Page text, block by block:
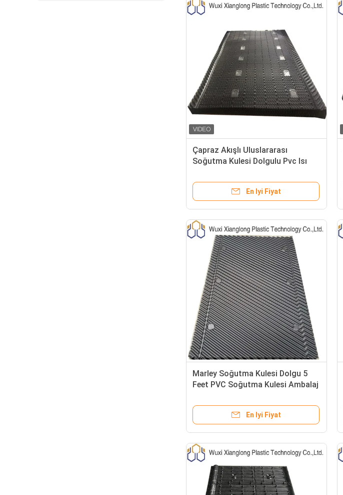
Çapraz Akışlı Uluslararası
Soğutma Kulesi Dolgulu Pvc Isı
En Iyi Fiyat
Marley Soğutma Kulesi Dolgu 5
Feet PVC Soğutma Kulesi Ambalaj
En Iyi Fiyat